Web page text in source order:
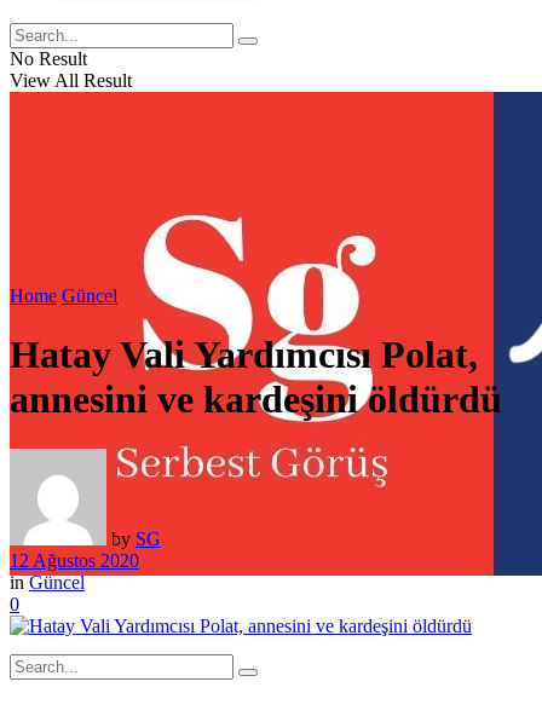
No Result
View All Result
Home Güncel
Hatay Vali Yardımcısı Polat,
annesini ve kardeşini öldürdü
by SG
12 Ağustos 2020
in Güncel
0